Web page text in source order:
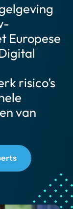
Europese
risico’s
van